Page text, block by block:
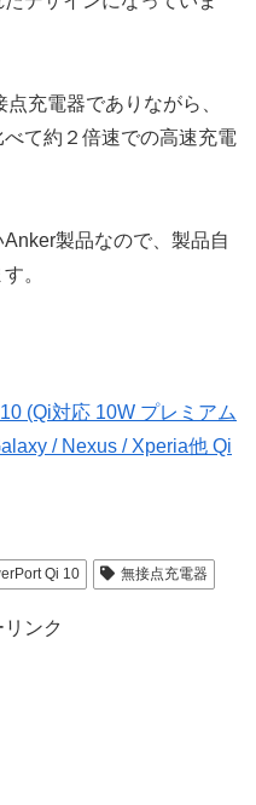
充電器でありながら、
て約２倍速での高速充電
製品なので、製品自
。
(Qi対応 10W プレミアム
/ Nexus / Xperia他 Qi
Qi 10 無接点充電器
ンク